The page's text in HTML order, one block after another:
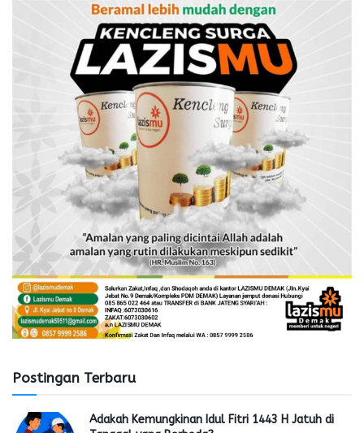
Postingan Terbaru
Adakah Kemungkinan Idul Fitri 1443 H Jatuh di